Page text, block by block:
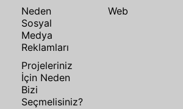
Neden
Sosyal
Medya
Reklamları
Projeleriniz
İçin Neden
Bizi
Seçmelisiniz?
Web